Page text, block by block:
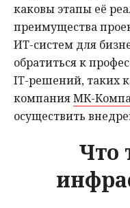
каковы этапы её
преимущества
ИТ-систем для
обратиться к
IT-решений, таких
компанияМК-
осуществить
Что